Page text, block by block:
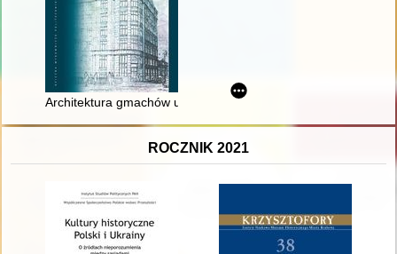
Architektura gmachów użyteczności publicznej doby
ROCZNIK 2021